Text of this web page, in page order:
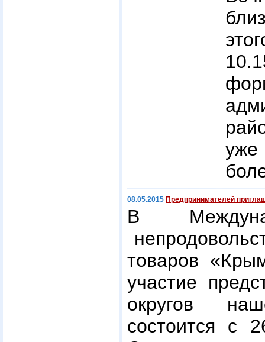
08.05.2015 Предпринимателей
В
товаров
участие
округов
состоится с